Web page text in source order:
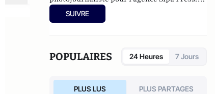
Ensuite, responsable de la rubrique
Multimedia de ELLE, avant d’écrire sur les
avec Le Phare à partir de 2005 sur le site du
Monde qui a fermé sa plateforme de blogs.
depuis 2007.
SUIVRE
POPULAIRES 24 Heures 7 Jours
PLUS LUS PLUS PARTAGES